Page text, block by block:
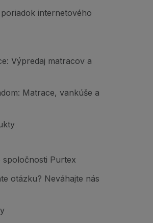
internetového
Výpredaj matracov a
Matrace, vankúše a
spoločnosti Purtex
otázku? Neváhajte nás